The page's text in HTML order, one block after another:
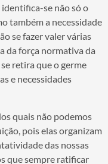
se não só o
também a necessidade
se fazer valer várias
da força normativa da
retira que o germe
e necessidades
quais não podemos
pois elas organizam
das nossas
que sempre ratificar